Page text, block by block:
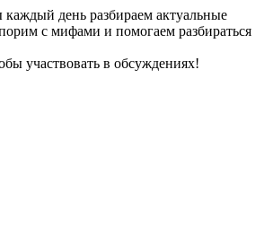
день разбираем актуальные
с мифами и помогаем разбираться
участвовать в обсуждениях!